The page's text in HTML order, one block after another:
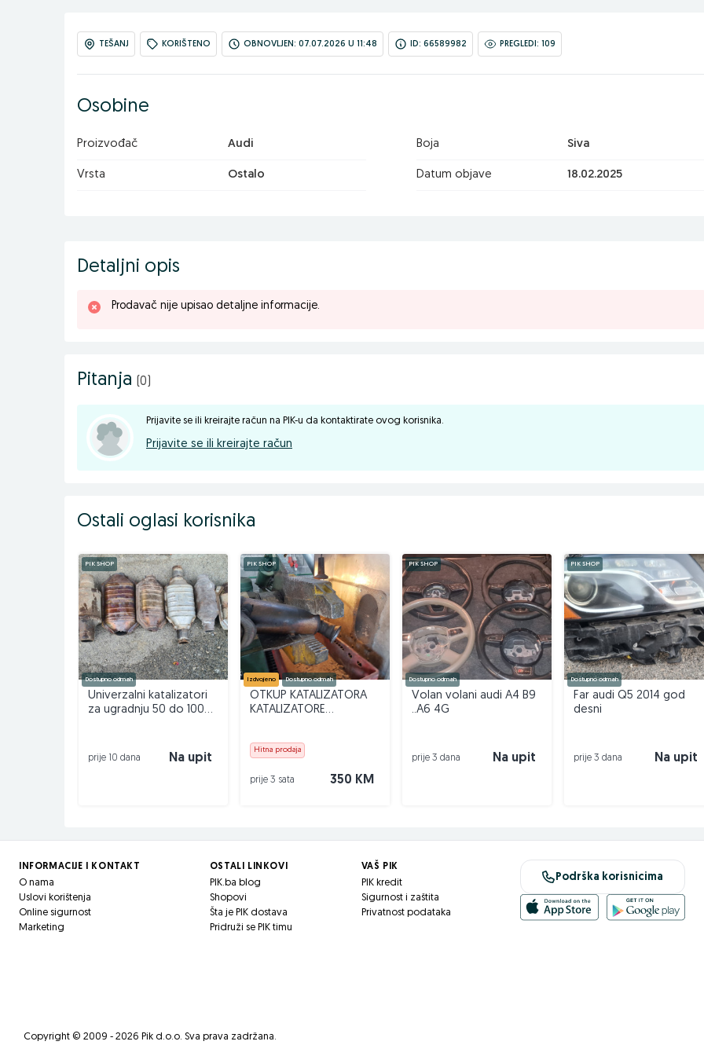
TEŠANJ KORIŠTENO OBNOVLJEN: 07.07.2026 U 11:48 ID: 66589982 PREGLEDI: 109
Osobine
Proizvođač Audi Boja Siva
Vrsta Ostalo Datum objave 18.02.2025
Detaljni opis
Prodavač nije upisao detaljne informacije.
Pitanja (0)
Prijavite se ili kreirajte račun na PIK-u da kontaktirate ovog korisnika.
Prijavite se ili kreirajte račun
Ostali oglasi korisnika
PIK SHOP
Dostupno odmah
Univerzalni katalizatori
za ugradnju 50 do 100
Na upit
prije 10 dana
PIK SHOP
Izdvojeno Dostupno odmah
OTKUP KATALIZATORA
KATALIZATORE
Hitna prodaja
350 KM
prije 3 sata
PIK SHOP
Dostupno odmah
Volan volani audi A4 B9
..A6 4G
Na upit
prije 3 dana
PIK SHOP
Dostupno odmah
Far audi Q5 2014 god
desni
Na upit
prije 3 dana
INFORMACIJE I KONTAKT
O nama
Uslovi korištenja
Online sigurnost
Marketing
OSTALI LINKOVI
PIK.ba blog
Shopovi
Šta je PIK dostava
Pridruži se PIK timu
VAŠ PIK
PIK kredit
Sigurnost i zaštita
Privatnost podataka
Podrška korisnicima
Copyright © 2009 - 2026 Pik d.o.o. Sva prava zadržana.